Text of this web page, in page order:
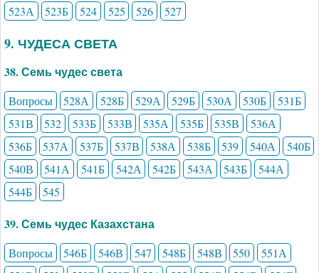
523А
523Б 524 525 526 527
9. ЧУДЕСА СВЕТА
38. Семь чудес света
Вопросы 528А 528Б 529А 529Б 530А 530Б
531Б
531В
532 533Б 533В 535А 535Б 535В
536А
536Б
537А 537Б 537В 538А 538Б 539 540А
540Б
540В
541А 541Б 542А 542Б 543А 543Б
544А
544Б
545
39. Семь чудес Казахстана
Вопросы 546Б 546В 547 548Б 548В 550
551А